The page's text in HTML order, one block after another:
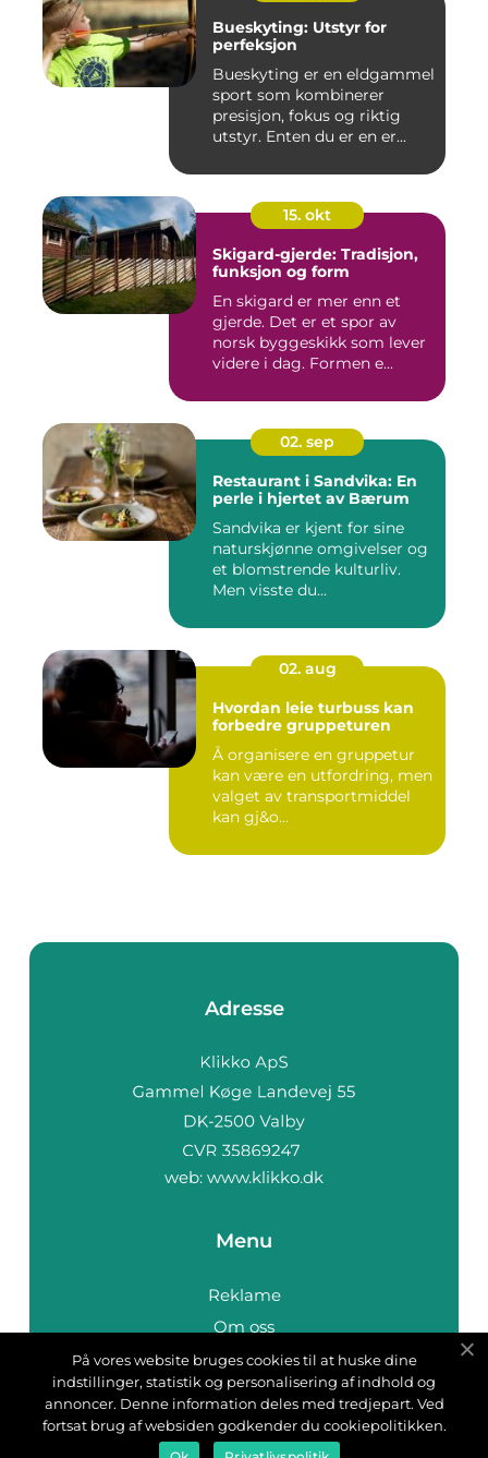
Bueskyting: Utstyr for
perfeksjon
Bueskyting er en eldgammel
sport som kombinerer
presisjon, fokus og riktig
utstyr. Enten du er en er...
15. okt
Skigard-gjerde: Tradisjon,
funksjon og form
En skigard er mer enn et
gjerde. Det er et spor av
norsk byggeskikk som lever
videre i dag. Formen e...
02. sep
Restaurant i Sandvika: En
perle i hjertet av Bærum
Sandvika er kjent for sine
naturskjønne omgivelser og
et blomstrende kulturliv.
Men visste du...
02. aug
Hvordan leie turbuss kan
forbedre gruppeturen
Å organisere en gruppetur
kan være en utfordring, men
valget av transportmiddel
kan gj&o...
Adresse
web: www.klikko.dk
Menu
Reklame
Om oss
Cookies
Kontakt Oss
Sitemap
På vores website bruges cookies til at huske dine
indstillinger, statistik og personalisering af indhold og
annoncer. Denne information deles med tredjepart. Ved
fortsat brug af websiden godkender du cookiepolitikken.